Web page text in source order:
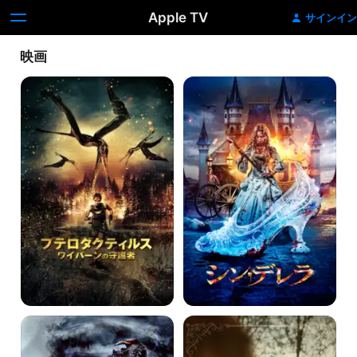
Apple TV サインイン
映画
プ
ロ
ダ
ク
テ
ィ
ル
ス
ワ
イ
バ
ー
ン
の
守
者
シ
ン・
デ
レ
ラ
モ
ス
メ
リ
ー